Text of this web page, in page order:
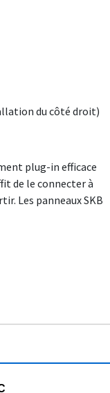
du côté droit)
plug-in efficace
de le connecter à
Les panneaux SKB